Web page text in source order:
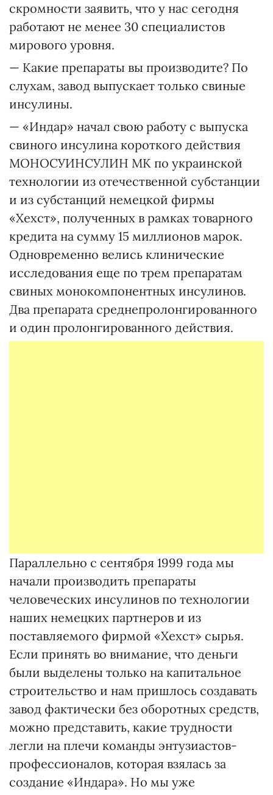
скромности заявить, что у нас сегодня
работают не менее 30 специалистов
мирового уровня.
— Какие препараты вы производите? По
слухам, завод выпускает только свиные
инсулины.
— «Индар» начал свою работу с выпуска
свиного инсулина короткого действия
МОНОСУИНСУЛИН МК по украинской
технологии из отечественной субстанции
и из субстанций немецкой фирмы
«Хехст», полученных в рамках товарного
кредита на сумму 15 миллионов марок.
Одновременно велись клинические
исследования еще по трем препаратам
свиных монокомпонентных инсулинов.
Два препарата среднепролонгированного
и один пролонгированного действия.
Параллельно с сентября 1999 года мы
начали производить препараты
человеческих инсулинов по технологии
наших немецких партнеров и из
поставляемого фирмой «Хехст» сырья.
Если принять во внимание, что деньги
были выделены только на капитальное
строительство и нам пришлось создавать
завод фактически без оборотных средств,
можно представить, какие трудности
легли на плечи команды энтузиастов-
профессионалов, которая взялась за
создание «Индара». Но мы уже